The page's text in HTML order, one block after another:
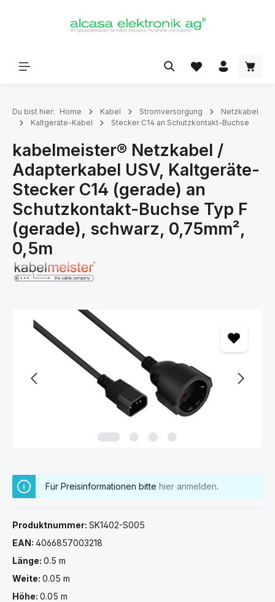
Du bist hier: Home Kabel Stromversorgung
Netzkabel
Kaltgeräte-Kabel
Stecker C14 an Schutzkontakt-Buchse
kabelmeister® Netzkabel /
Adapterkabel USV, Kaltgeräte-
Stecker C14 (gerade) an
Schutzkontakt-Buchse Typ F
(gerade), schwarz, 0,75mm²,
0,5m
Bildergalerie überspringen
Für Preisinformationen bitte hier anmelden.
Produktnummer: SK1402-S005
EAN: 4066857003218
Länge: 0.5 m
Weite: 0.05 m
Höhe: 0.05 m